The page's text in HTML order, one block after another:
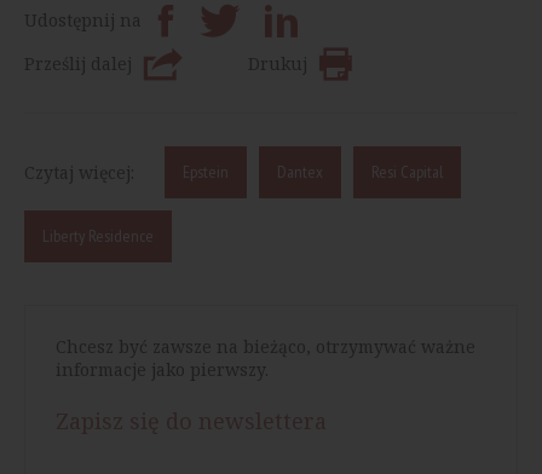
Udostępnij na
Prześlij dalej
Drukuj
Czytaj więcej: Epstein Dantex Resi Capital
Liberty Residence
Chcesz być zawsze na bieżąco, otrzymywać ważne
informacje jako pierwszy.